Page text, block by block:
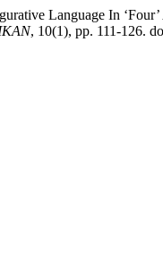
Language In
, 10(1), pp. 111-126.